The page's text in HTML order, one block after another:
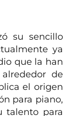
su sencillo
ya
que la han
de
el origen
para piano,
talento para